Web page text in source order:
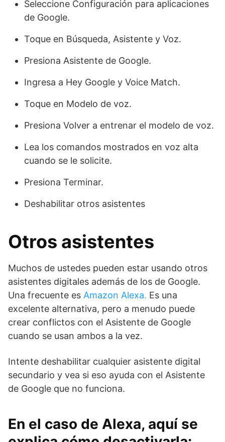
Seleccione Configuración para aplicaciones
de Google.
Toque en Búsqueda, Asistente y Voz.
Presiona Asistente de Google.
Ingresa a Hey Google y Voice Match.
Toque en Modelo de voz.
Presiona Volver a entrenar el modelo de voz.
Lea los comandos mostrados en voz alta
cuando se le solicite.
Presiona Terminar.
Deshabilitar otros asistentes
Otros asistentes
Muchos de ustedes pueden estar usando otros
asistentes digitales además de los de Google.
Una frecuente es Amazon Alexa. Es una
excelente alternativa, pero a menudo puede
crear conflictos con el Asistente de Google
cuando se usan ambos a la vez.
Intente deshabilitar cualquier asistente digital
secundario y vea si eso ayuda con el Asistente
de Google que no funciona.
En el caso de Alexa, aquí se